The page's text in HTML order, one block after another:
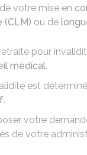
votre mise en
(CLM) ou de
pour
médical.
est
.
votre
de votre